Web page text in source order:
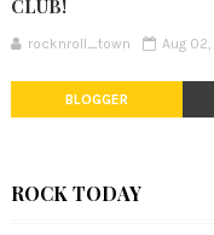
CLUB!
rocknroll_town Aug
BLOGGER
ROCK TODAY